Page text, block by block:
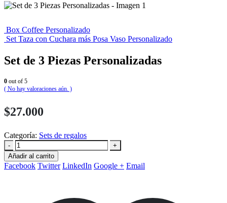
Box Coffee Personalizado
Set Taza con Cuchara más Posa Vaso Personalizado
Set de 3 Piezas Personalizadas
0 out of 5
( No hay valoraciones aún. )
$27.000
Categoría: Sets de regalos
-
+
Añadir al carrito
Facebook Twitter LinkedIn Google + Email